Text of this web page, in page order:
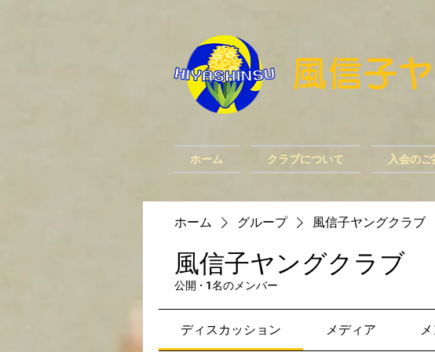
風信子
ホーム クラブについて 入会のご
ホーム グループ 風信子ヤングクラブ
風信子ヤングクラブ
公開 · 1名のメンバー
ディスカッション メディア